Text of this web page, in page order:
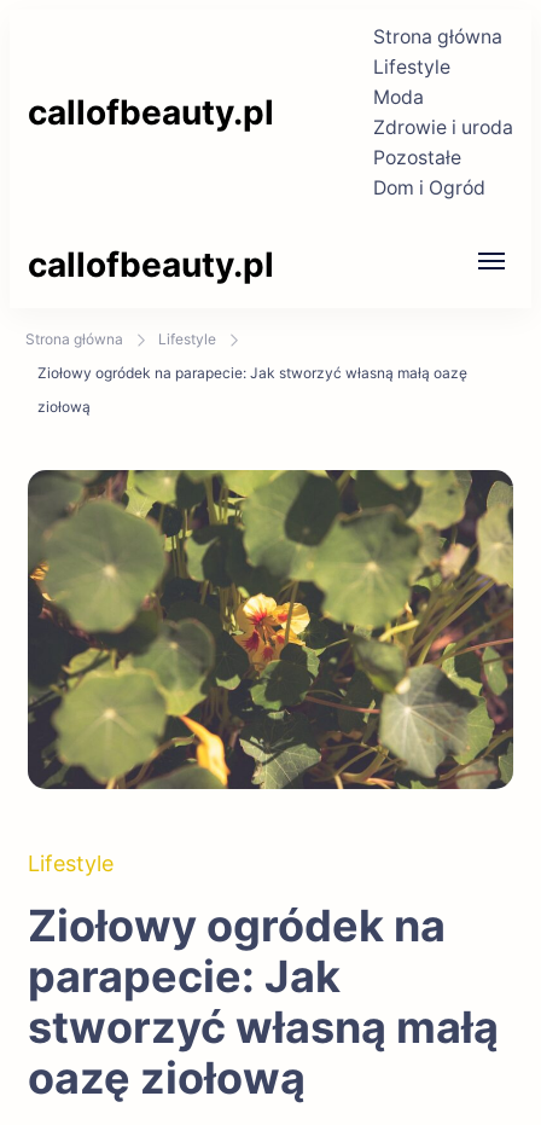
callofbeauty.pl
Strona główna
Lifestyle
Moda
Zdrowie i uroda
Pozostałe
Dom i Ogród
callofbeauty.pl
Strona główna
Lifestyle
Ziołowy ogródek na parapecie: Jak stworzyć własną małą oazę
ziołową
Lifestyle
Ziołowy ogródek na
parapecie: Jak
stworzyć własną małą
oazę ziołową